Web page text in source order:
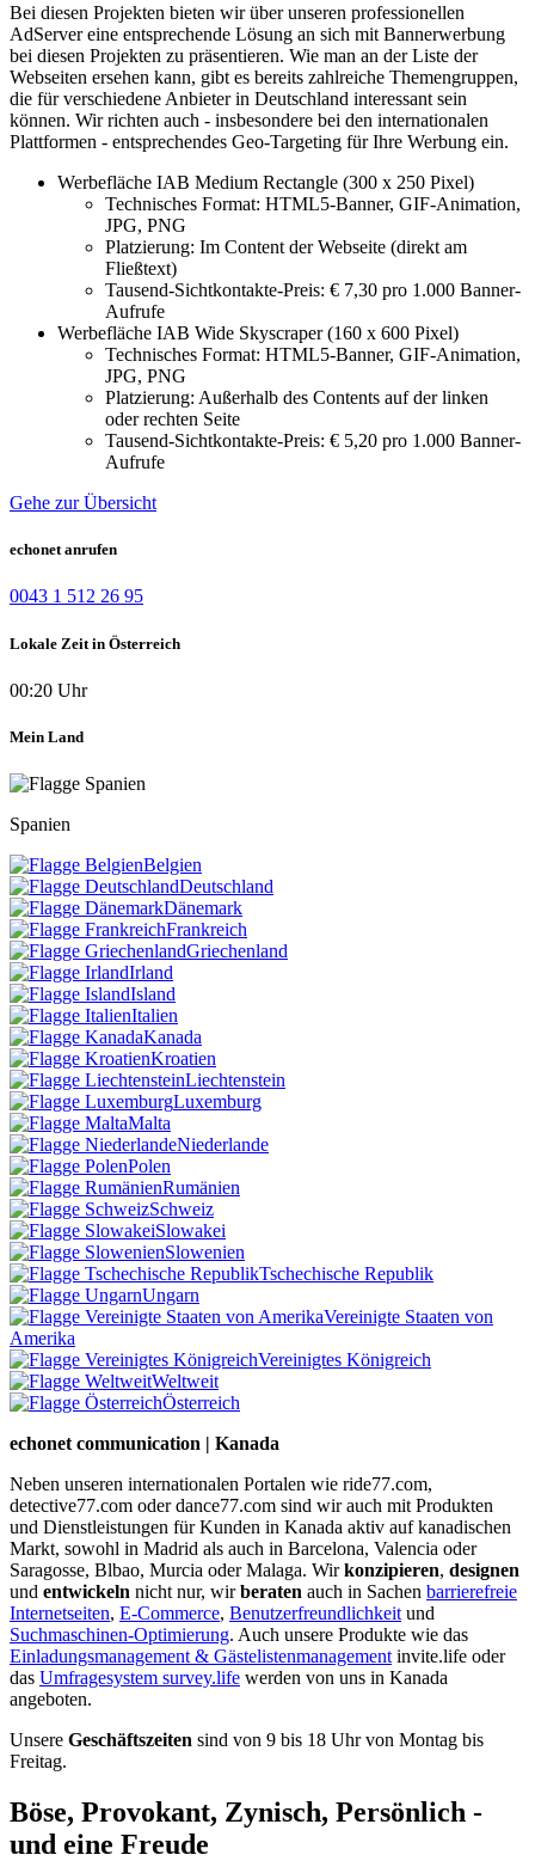
Bei diesen Projekten bieten wir über unseren professionellen
AdServer eine entsprechende Lösung an sich mit Bannerwerbung
bei diesen Projekten zu präsentieren. Wie man an der Liste der
Webseiten ersehen kann, gibt es bereits zahlreiche Themengruppen,
die für verschiedene Anbieter in Deutschland interessant sein
können. Wir richten auch - insbesondere bei den internationalen
Plattformen - entsprechendes Geo-Targeting für Ihre Werbung ein.
Werbefläche IAB Medium Rectangle (300 x 250 Pixel)
Technisches Format: HTML5-Banner, GIF-Animation,
JPG, PNG
Platzierung: Im Content der Webseite (direkt am
Fließtext)
Tausend-Sichtkontakte-Preis: € 7,30 pro 1.000 Banner-
Aufrufe
Werbefläche IAB Wide Skyscraper (160 x 600 Pixel)
Technisches Format: HTML5-Banner, GIF-Animation,
JPG, PNG
Platzierung: Außerhalb des Contents auf der linken
oder rechten Seite
Tausend-Sichtkontakte-Preis: € 5,20 pro 1.000 Banner-
Aufrufe
Gehe zur Übersicht
echonet anrufen
0043 1 512 26 95
Lokale Zeit in Österreich
00:20 Uhr
Mein Land
Spanien
Belgien
Deutschland
Dänemark
Frankreich
Griechenland
Irland
Island
Italien
Kanada
Kroatien
Liechtenstein
Luxemburg
Malta
Niederlande
Polen
Rumänien
Schweiz
Slowakei
Slowenien
Tschechische Republik
Ungarn
Vereinigte Staaten von
Amerika
Vereinigtes Königreich
Weltweit
Österreich
echonet communication | Kanada
Neben unseren internationalen Portalen wie ride77.com,
detective77.com oder dance77.com sind wir auch mit Produkten
und Dienstleistungen für Kunden in Kanada aktiv auf kanadischen
Markt, sowohl in Madrid als auch in Barcelona, Valencia oder
Saragosse, Blbao, Murcia oder Malaga. Wirkonzipieren, designen
und entwickeln nicht nur, wirberaten auch in Sachen barrierefreie
Internetseiten, E-Commerce, Benutzerfreundlichkeit und
Suchmaschinen-Optimierung. Auch unsere Produkte wie das
Einladungsmanagement & Gästelistenmanagement invite.life oder
das Umfragesystem survey.life werden von uns in Kanada
angeboten.
Unsere Geschäftszeiten sind von 9 bis 18 Uhr von Montag bis
Freitag.
Böse, Provokant, Zynisch, Persönlich -
und eine Freude